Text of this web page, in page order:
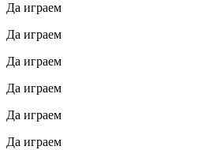
Да играем
Да играем
Да играем
Да играем
Да играем
Да играем